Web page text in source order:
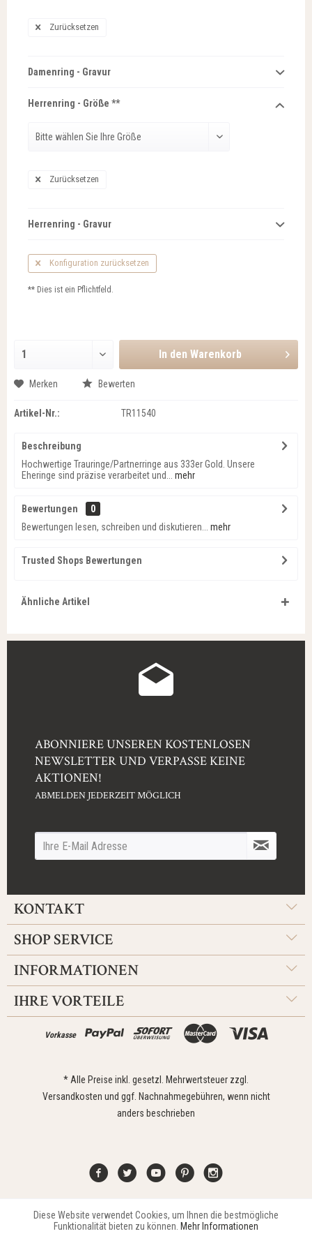
Zurücksetzen
Damenring - Gravur
Herrenring - Größe **
Zurücksetzen
Herrenring - Gravur
Konfiguration zurücksetzen
** Dies ist ein Pflichtfeld.
In den Warenkorb
Merken Bewerten
Artikel-Nr.: TR11540
Beschreibung
Hochwertige Trauringe/Partnerringe aus 333er Gold. Unsere
Eheringe sind präzise verarbeitet und...
mehr
Bewertungen
0
Bewertungen lesen, schreiben und diskutieren...
mehr
Trusted Shops Bewertungen
Ähnliche Artikel
ABONNIERE UNSEREN KOSTENLOSEN
NEWSLETTER UND VERPASSE KEINE
AKTIONEN!
ABMELDEN JEDERZEIT MÖGLICH
KONTAKT
SHOP SERVICE
INFORMATIONEN
IHRE VORTEILE
Vorkasse
* Alle Preise inkl. gesetzl. Mehrwertsteuer zzgl.
Versandkosten und ggf. Nachnahmegebühren, wenn nicht
anders beschrieben
Kontakt Widerrufsrecht Impressum Versand Datenschutz
Funktionale Aktiv
Diese Website verwendet Cookies, um Ihnen die bestmögliche
Funktionalität bieten zu können. Mehr Informationen